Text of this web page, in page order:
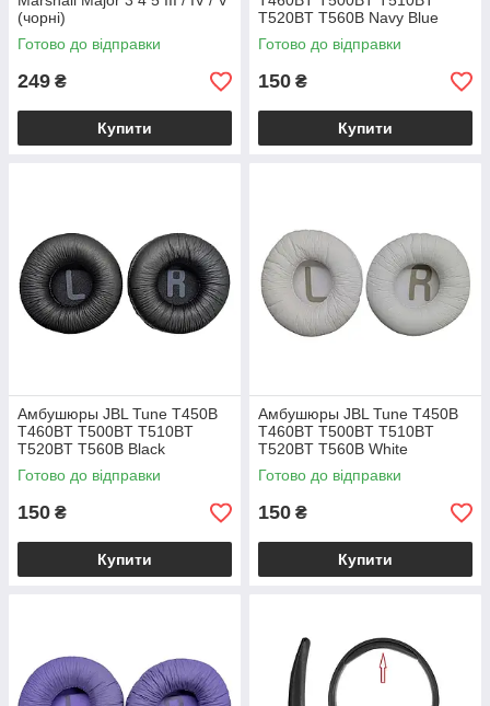
(чорні)
Готово до відправки
249 ₴
Купити
T520BT T560B Navy Blue
Готово до відправки
150 ₴
Купити
Амбушюры JBL Tune T450B
T460BT T500BT T510BT
T520BT T560B Black
Готово до відправки
150 ₴
Купити
Амбушюры JBL Tune T450B
T460BT T500BT T510BT
T520BT T560B White
Готово до відправки
150 ₴
Купити